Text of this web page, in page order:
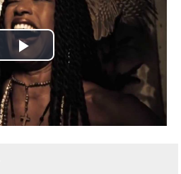
Play
Video